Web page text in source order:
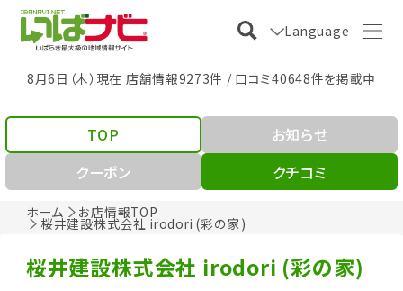
Language
8月6日（木）現在 店舗情報9273件 / 口コミ40648件を掲載中
ホーム お店情報TOP
桜井建設株式会社 irodori (彩の家)
TOP
お知らせ
クーポン
クチコミ
桜井建設株式会社 irodori (彩の家)